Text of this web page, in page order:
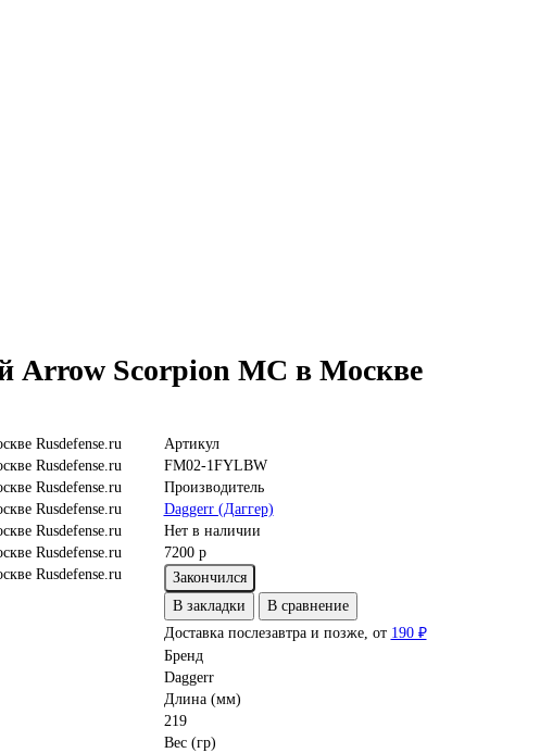
Arrow Scorpion MC в Москве
Артикул
FM02-1FYLBW
Производитель
Daggerr (Даггер)
Нет в наличии
7200 р
Закончился
В закладки
В сравнение
Доставка послезавтра и позже, от 190 ₽
Бренд
Daggerr
Длина (мм)
219
Вес (гр)